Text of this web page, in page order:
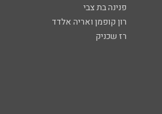
פנינה בת צבי
רון קופמן ואריה אלדד
רז שכניק